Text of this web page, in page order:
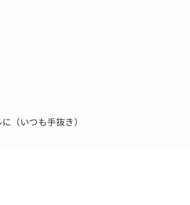
（いつも手抜き）